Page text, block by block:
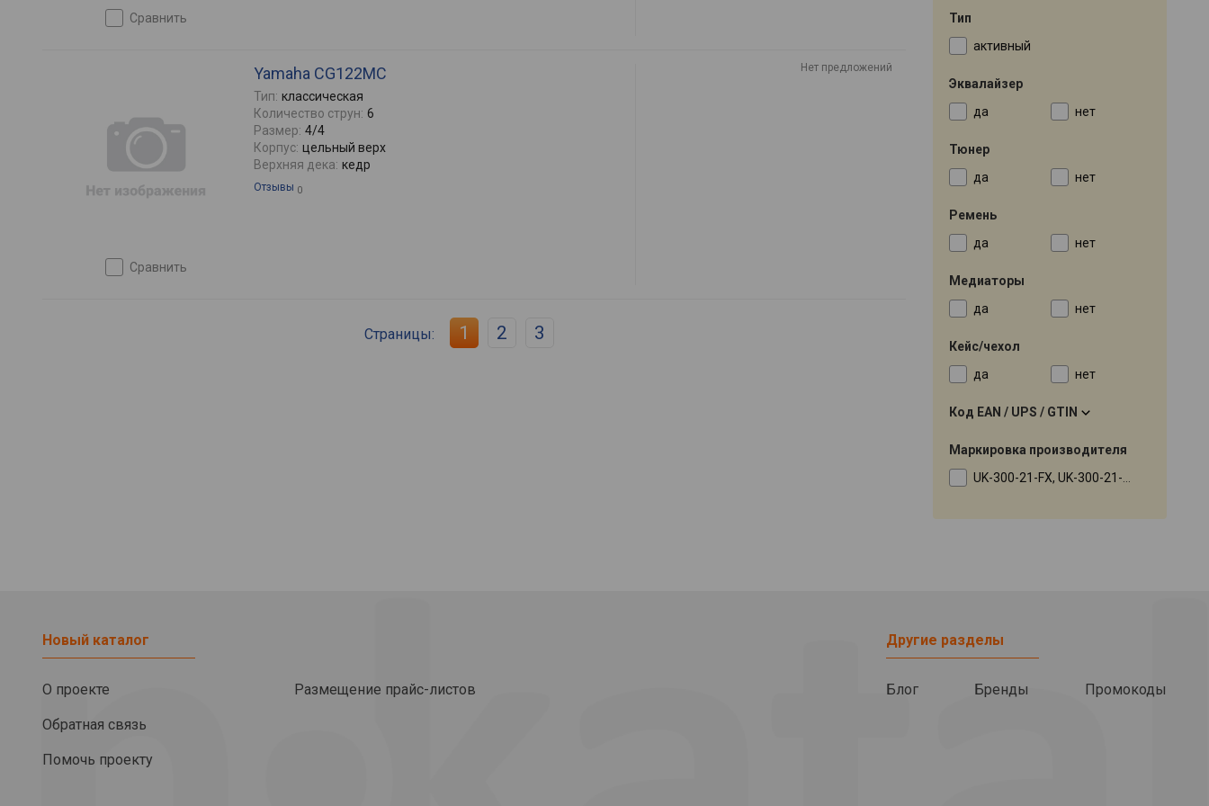
сравнить
сравнить
Yamaha CG122MC
Тип: классическая
Количество струн: 6
Размер: 4/4
Корпус: цельный верх
Верхняя дека: кедр
Отзывы 0
Нет предложений
Страницы: 1 2 3
Тип
активный
Эквалайзер
да
нет
Тюнер
да
нет
Ремень
да
нет
Медиаторы
да
нет
Кейс/чехол
да
нет
Код EAN / UPS / GTIN
Маркировка производителя
UK-300-21-FX, UK-300-21-XL, UK-300-21-YD, UK-300-21-YG
Новый каталог
О проекте
Обратная связь
Помочь проекту
Размещение прайс-листов
Другие разделы
Блог Бренды Промокоды